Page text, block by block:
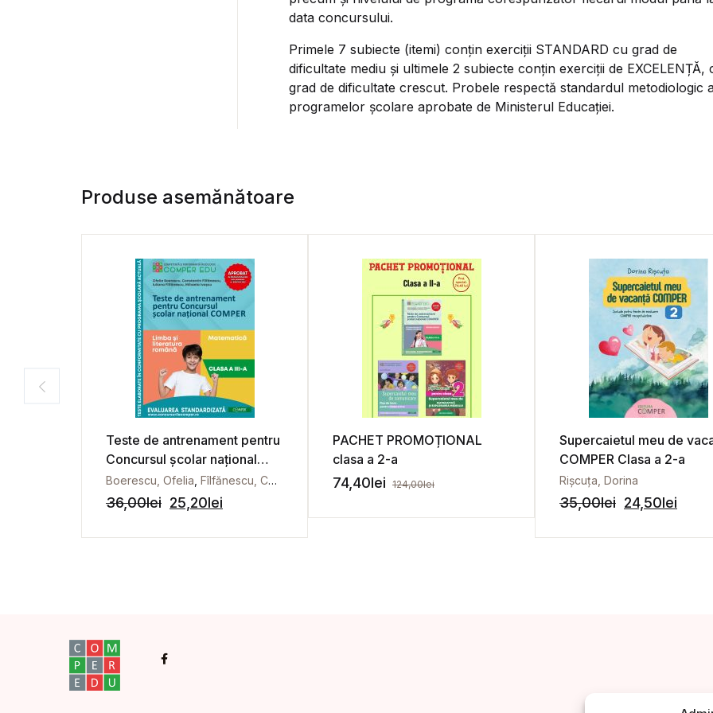
data concursului.
Primele 7 subiecte (itemi) conțin exerciții STANDARD cu grad de
dificultate mediu și ultimele 2 subiecte conțin exerciții de EXCELENȚĂ,
grad de dificultate crescut. Probele respectă standardul metodiologic
programelor școlare aprobate de Ministerul Educației.
Produse asemănătoare
Teste de antrenament pentru
Concursul școlar național
COMPER, Comunicare în
limba română. Matematică.
Boerescu, Ofelia Fîlfănescu, Constantin Fîlfănescu, Iuliana,Ivașcu, Mihaela
36,00lei 25,20lei
PACHET PROMOȚIONAL
clasa a 2-a
74,40lei 124,00lei
Supercaietul meu de
COMPER Clasa a 2-a
Rișcuța, Dorina
35,00lei 24,50lei
Facebook